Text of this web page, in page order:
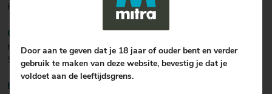
Fris met een elegante zoetigheid.
CULINAIR
Heerlijk als aperitief of bij een dessert!
Serveren met ijsblokjes en een stukje sinaasappel.
BIJZONDERHEDEN
Door aan te geven dat je 18 jaar of ouder bent en verder
gebruik te maken van deze website, bevestig je dat je
voldoet aan de leeftijdsgrens.